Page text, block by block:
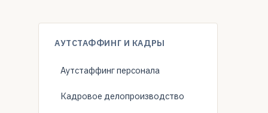
АУТСТАФФИНГ И КАДРЫ
Аутстаффинг персонала
Кадровое делопроизводство